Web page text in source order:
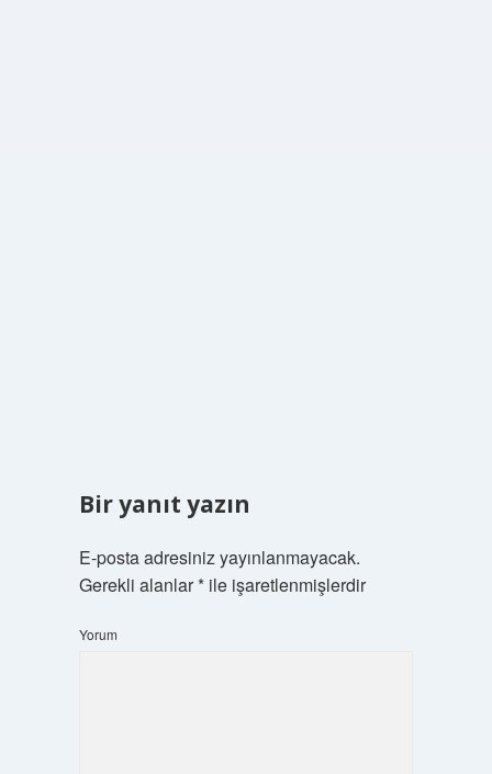
Bir yanıt yazın
E-posta adresiniz yayınlanmayacak.
Gerekli alanlar*ile işaretlenmişlerdir
Yorum